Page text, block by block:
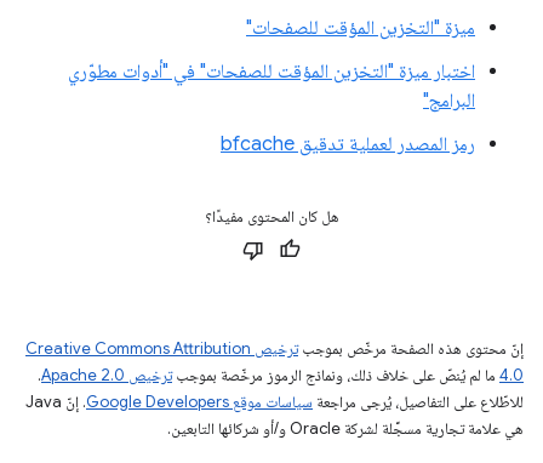
ميزة "التخزين المؤقت للصفحات"
اختبار ميزة "التخزين المؤقت للصفحات" في "أدوات مطوّري
البرامج"
رمز المصدر لعملية تدقيق bfcache
هل كان المحتوى مفيدًا؟
إنّ محتوى هذه الصفحة مرخّص بموجب
ترخيص Creative Commons Attribution
4.0‏ ما لم يُنصّ على خلاف ذلك، ونماذج الرموز مرخّصة بموجبترخيص Apache 2.0‏
.
للاطّلاع على التفاصيل، يُرجى مراجعة سياسات موقع Google Developers‏
. إنّ Java
هي علامة تجارية مسجَّلة لشركة Oracle و/أو شركائها التابعين.